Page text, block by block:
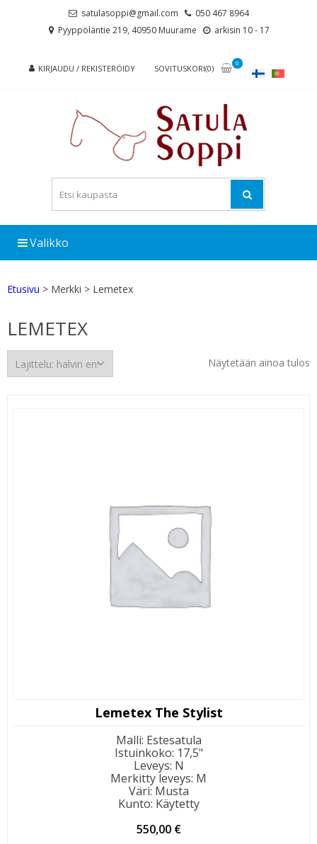
satulasoppi@gmail.com
050 467 8964
Pyyppöläntie 219, 40950 Muurame
arkisin 10 - 17
KIRJAUDU / REKISTERÖIDY SOVITUSKORI(0)
0
Valikko
Etusivu > Merkki > Lemetex
LEMETEX
Näytetään ainoa tulos
Lemetex The Stylist
Malli: Estesatula
Istuinkoko: 17,5"
Leveys: N
Merkitty leveys: M
Väri: Musta
Kunto: Käytetty
550,00 €